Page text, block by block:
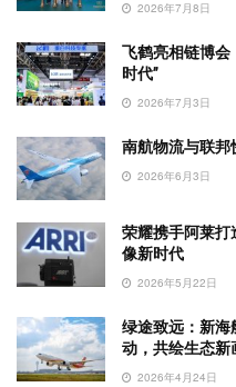
2026年7月8日
飞鹤亮相链博会
时代”
2026年7月3日
南航物流与联邦
2026年6月3日
荣耀携手阿莱打
像新时代
2026年5月22日
绿途致远：新海
动，共绘生态新
2026年4月24日